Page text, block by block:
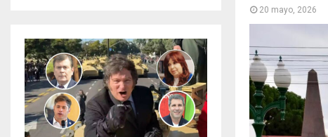
20 mayo, 2026